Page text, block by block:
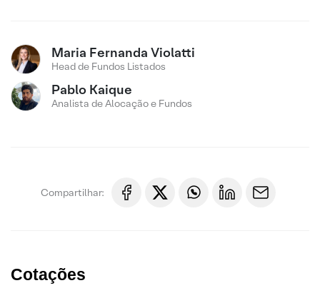
Maria Fernanda Violatti
Head de Fundos Listados
Pablo Kaique
Analista de Alocação e Fundos
Compartilhar:
Cotações